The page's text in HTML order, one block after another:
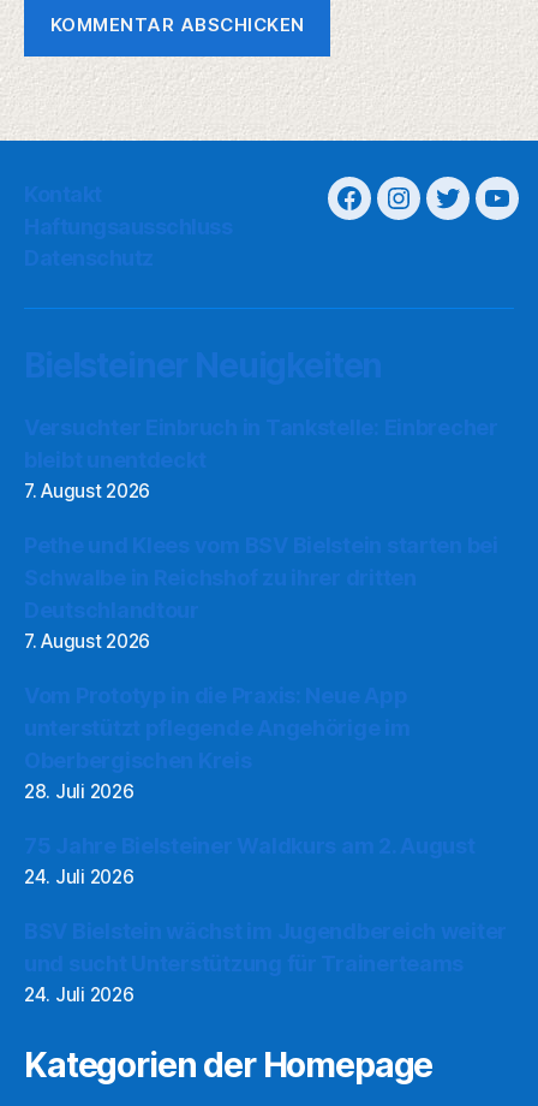
7. August 2026
7. August 2026
28. Juli 2026
24. Juli 2026
24. Juli 2026
Kategorien der Homepage